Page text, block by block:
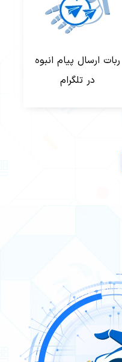
ربات ارسال پیام انبوه
در تلگرام